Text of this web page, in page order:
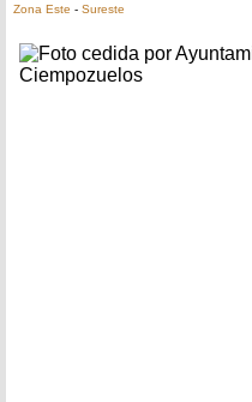
Zona Este - Sureste